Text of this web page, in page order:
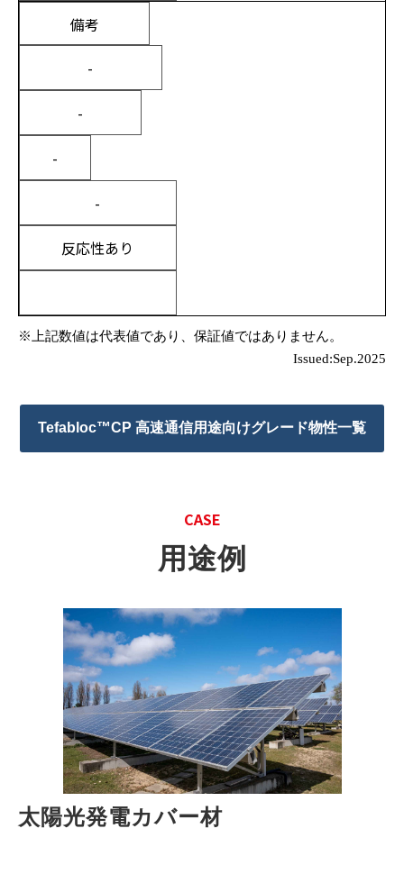
備考
-
-
-
-
反応性あり
※上記数値は代表値であり、保証値ではありません。
Issued:Sep.2025
Tefabloc™CP 高速通信用途向けグレード物性一覧
CASE
用途例
太陽光発電カバー材